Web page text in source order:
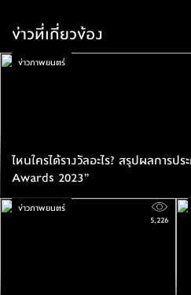
ข่าวที่เกี่ยวข้อง
ไหนใครได้รางวัลอะไร? สรุปผลการ
Awards 2023”
ข่าวภาพยนตร์
ข่าวภาพยนตร์
5,226